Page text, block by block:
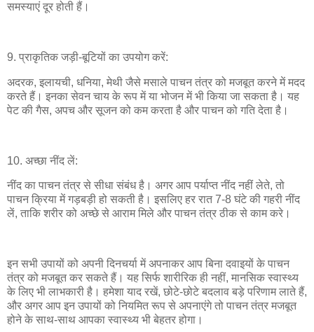
समस्याएं दूर होती हैं।
9. प्राकृतिक जड़ी-बूटियों का उपयोग करें:
अदरक, इलायची, धनिया, मेथी जैसे मसाले पाचन तंत्र को मजबूत करने में मदद
करते हैं। इनका सेवन चाय के रूप में या भोजन में भी किया जा सकता है। यह
पेट की गैस, अपच और सूजन को कम करता है और पाचन को गति देता है।
10. अच्छा नींद लें:
नींद का पाचन तंत्र से सीधा संबंध है। अगर आप पर्याप्त नींद नहीं लेते, तो
पाचन क्रिया में गड़बड़ी हो सकती है। इसलिए हर रात 7-8 घंटे की गहरी नींद
लें, ताकि शरीर को अच्छे से आराम मिले और पाचन तंत्र ठीक से काम करे।
इन सभी उपायों को अपनी दिनचर्या में अपनाकर आप बिना दवाइयों के पाचन
तंत्र को मजबूत कर सकते हैं। यह सिर्फ शारीरिक ही नहीं, मानसिक स्वास्थ्य
के लिए भी लाभकारी है। हमेशा याद रखें, छोटे-छोटे बदलाव बड़े परिणाम लाते हैं,
और अगर आप इन उपायों को नियमित रूप से अपनाएंगे तो पाचन तंत्र मजबूत
होने के साथ-साथ आपका स्वास्थ्य भी बेहतर होगा।